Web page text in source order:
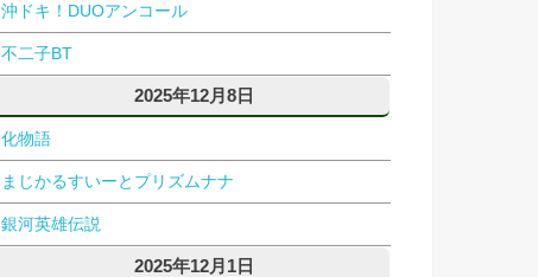
沖ドキ！DUOアンコール
不二子BT
2025年12月8日
化物語
まじかるすいーとプリズムナナ
銀河英雄伝説
2025年12月1日